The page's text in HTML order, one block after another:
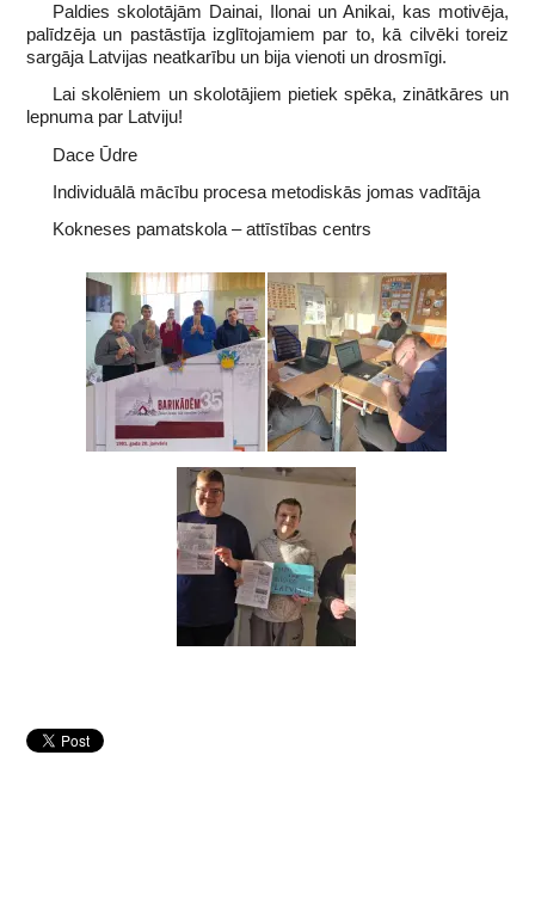
Paldies skolotājām Dainai, Ilonai un Anikai, kas motivēja,
palīdzēja un pastāstīja izglītojamiem par to, kā cilvēki toreiz
sargāja Latvijas neatkarību un bija vienoti un drosmīgi.
Lai skolēniem un skolotājiem pietiek spēka, zinātkāres un
lepnuma par Latviju!
Dace Ūdre
Individuālā mācību procesa metodiskās jomas vadītāja
Kokneses pamatskola – attīstības centrs